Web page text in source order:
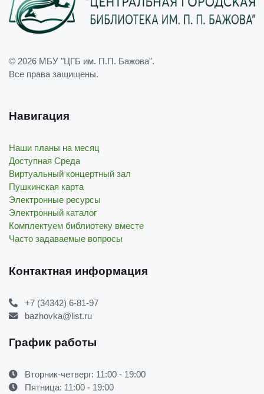
© 2026 МБУ "ЦГБ им. П.П. Бажова".
Все права защищены.
Навигация
Наши планы на месяц
Доступная Среда
Виртуальный концертный зал
Пушкинская карта
Электронные ресурсы
Электронный каталог
Комплектуем библиотеку вместе
Часто задаваемые вопросы
Контактная информация
+7 (34342) 6-81-97
bazhovka@list.ru
График работы
Вторник-четверг: 11:00 - 19:00
Пятница: 11:00 - 19:00